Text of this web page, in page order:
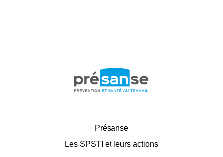
Présanse
Les SPSTI et leurs actions